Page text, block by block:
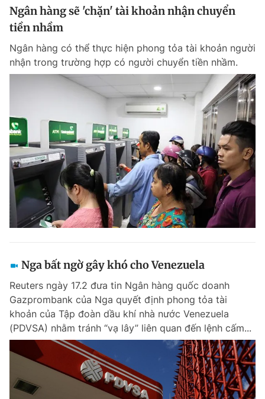
Ngân hàng sẽ 'chặn' tài khoản nhận chuyển
tiền nhầm
Ngân hàng có thể thực hiện phong tỏa tài khoản người
nhận trong trường hợp có người chuyển tiền nhầm.
Nga bất ngờ gây khó cho Venezuela
Reuters ngày 17.2 đưa tin Ngân hàng quốc doanh
Gazprombank của Nga quyết định phong tỏa tài
khoản của Tập đoàn dầu khí nhà nước Venezuela
(PDVSA) nhằm tránh “vạ lây” liên quan đến lệnh cấm...